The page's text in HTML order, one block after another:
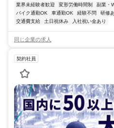
業界未経験者歓迎 変形労働時間制 副業・
バイク通勤OK
車通勤OK 経験不問 研修
交通費支給
土日祝休み 入社祝い金あり
同じ企業の求人
契約社員